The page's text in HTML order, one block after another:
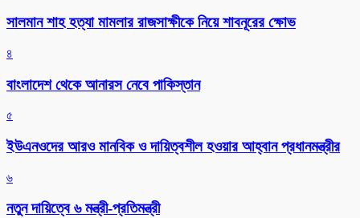
সালমান শাহ হত্যা মামলার রাজসাক্ষীকে নিয়ে শাবনূরের ক্ষোভ
৪
বাংলাদেশ থেকে আনারস নেবে পাকিস্তান
৫
ইউএনওদের আরও মানবিক ও দায়িত্বশীল হওয়ার আহ্বান প্রধানমন্ত্রীর
৬
নতুন দায়িত্বে ৬ মন্ত্রী-প্রতিমন্ত্রী